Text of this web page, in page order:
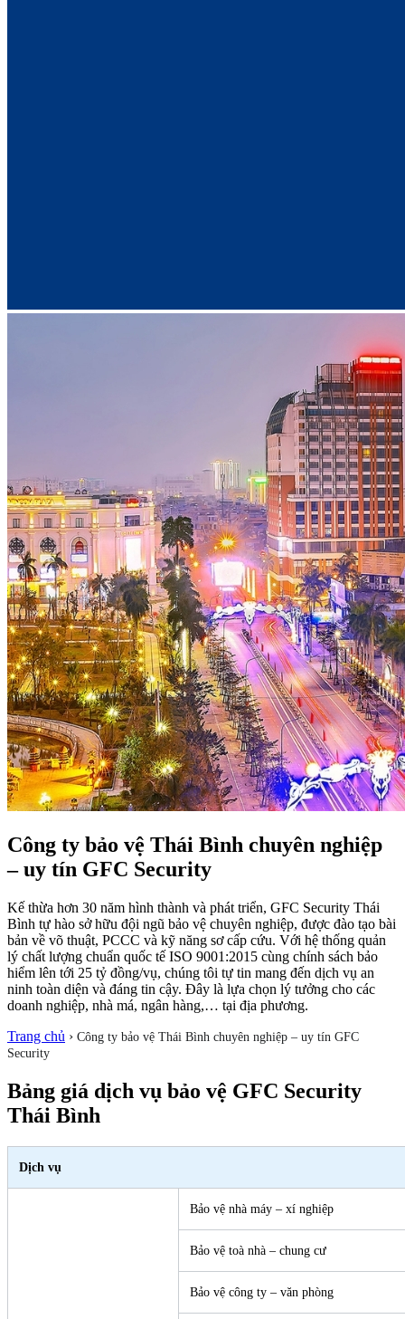
Công ty bảo vệ Thái Bình chuyên nghiệp
– uy tín GFC Security
Kế thừa hơn 30 năm hình thành và phát triển, GFC Security Thái
Bình tự hào sở hữu đội ngũ bảo vệ chuyên nghiệp, được đào tạo bài
bản về võ thuật, PCCC và kỹ năng sơ cấp cứu. Với hệ thống quản
lý chất lượng chuẩn quốc tế ISO 9001:2015 cùng chính sách bảo
hiểm lên tới 25 tỷ đồng/vụ, chúng tôi tự tin mang đến dịch vụ an
ninh toàn diện và đáng tin cậy. Đây là lựa chọn lý tưởng cho các
doanh nghiệp, nhà má, ngân hàng,… tại địa phương.
Trang chủ › Công ty bảo vệ Thái Bình chuyên nghiệp – uy tín GFC
Security
Bảng giá dịch vụ bảo vệ GFC Security
Thái Bình
Dịch vụ
Bảo vệ nhà máy – xí nghiệp
Bảo vệ toà nhà – chung cư
Bảo vệ công ty – văn phòng